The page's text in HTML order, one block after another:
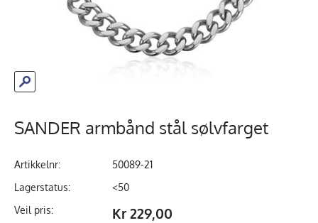
SANDER armbånd stål sølvfarget
Artikkelnr:
50089-21
Lagerstatus:
<50
Veil pris:
Kr 229,00